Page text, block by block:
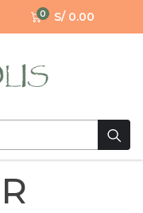
0 S/ 0.00